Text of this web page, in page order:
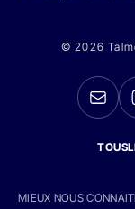
© 2026
MIEUX NOUS